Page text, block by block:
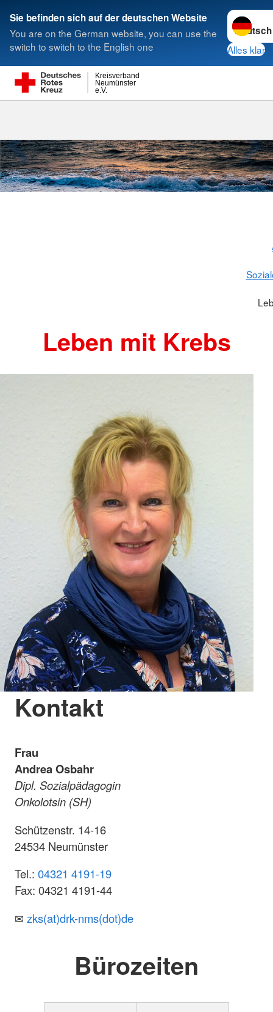
Sie befinden sich auf der deutschen Website
You are on the German website, you can use the
switch to switch to the English one
Sprache
Alles klar
e.V.
Neumünster
Kreisverband
Suche
rcphotostock
Leben mit Krebs
Kontakt
Frau
Andrea Osbahr
Dipl. Sozialpädagogin
Onkolotsin (SH)
Schützenstr. 14-16
24534 Neumünster
Tel.: 04321 4191-19
Fax: 04321 4191-44
✉ zks(at)drk-nms(dot)de
Bürozeiten